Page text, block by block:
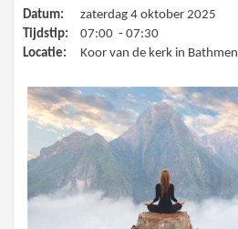
Datum:
zaterdag 4 oktober 2025
Tijdstip:
07:00 - 07:30
Locatie:
Koor van de kerk in Bathmen